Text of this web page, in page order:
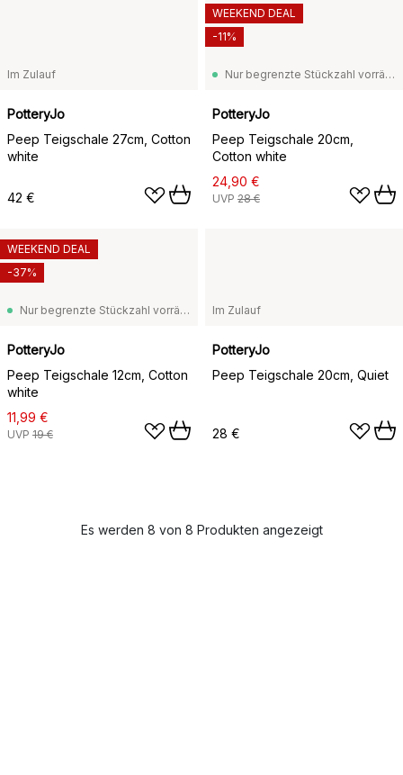
Im Zulauf
PotteryJo
Peep Teigschale 27cm, Cotton
white
42 €
Nur begrenzte Stückzahl vorrätig
PotteryJo
Peep Teigschale 20cm,
Cotton white
24,90 €
UVP 28 €
WEEKEND DEAL
-11%
Nur begrenzte Stückzahl vorrätig
PotteryJo
Peep Teigschale 12cm, Cotton
white
11,99 €
UVP 19 €
WEEKEND DEAL
-37%
Im Zulauf
PotteryJo
Peep Teigschale 20cm, Quiet
28 €
Es werden 8 von 8 Produkten angezeigt